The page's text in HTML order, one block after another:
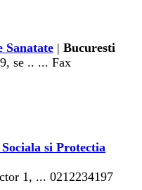
Sanatate | Bucuresti
se .. ... Fax
si Protectia
1, ... 0212234197